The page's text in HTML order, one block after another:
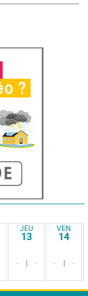
JEU
13
- -
VEN
14
- -